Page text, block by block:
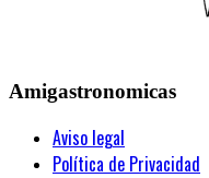
Amigastronomicas
Aviso legal
Política de Privacidad